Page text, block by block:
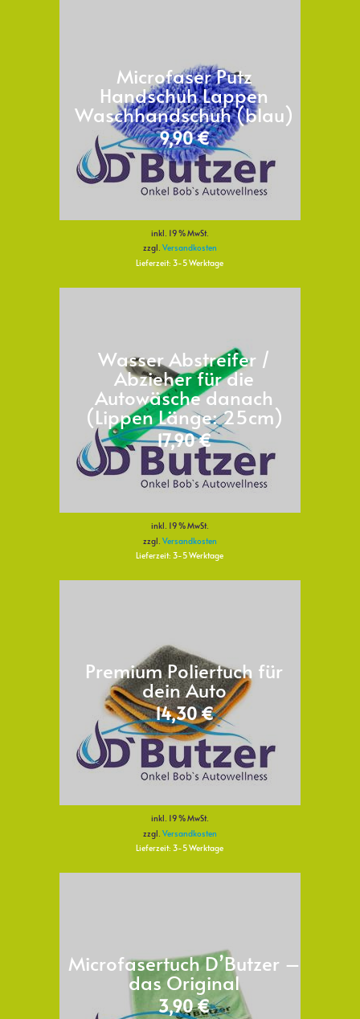
Microfaser Putz
Handschuh Lappen
Waschhandschuh (blau)
9,90€
inkl. 19 % MwSt.
zzgl. Versandkosten
Lieferzeit:3-5 Werktage
Wasser Abstreifer /
Abzieher für die
Autowäsche danach
(Lippen Länge: 25cm)
17,90€
inkl. 19 % MwSt.
zzgl. Versandkosten
Lieferzeit:3-5 Werktage
Premium Poliertuch für
dein Auto
14,30€
inkl. 19 % MwSt.
zzgl. Versandkosten
Lieferzeit:3-5 Werktage
Microfasertuch D’Butzer –
das Original
3,90€